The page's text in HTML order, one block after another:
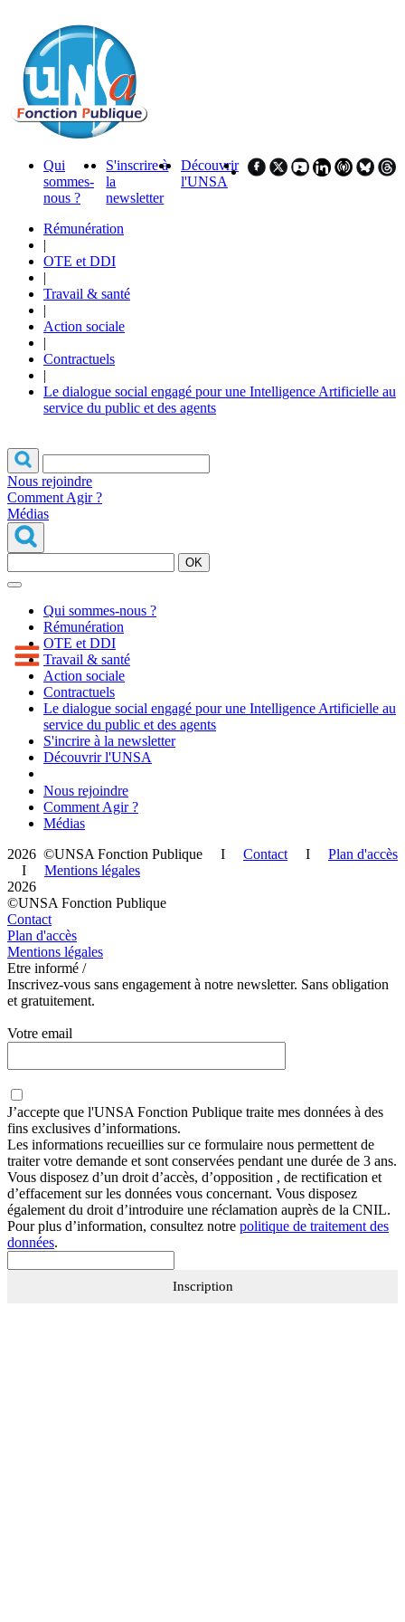
Qui
sommes-
nous ?
S'inscrire à
la
newsletter
Découvrir
l'UNSA
Rémunération
|
OTE et DDI
|
Travail & santé
|
Action sociale
|
Contractuels
|
Le dialogue social engagé pour une Intelligence Artificielle au
service du public et des agents
Nous rejoindre
Comment Agir ?
Médias
OK
Qui sommes-nous ?
Rémunération
OTE et DDI
Travail & santé
Action sociale
Contractuels
Le dialogue social engagé pour une Intelligence Artificielle au
service du public et des agents
S'incrire à la newsletter
Découvrir l'UNSA
Nous rejoindre
Comment Agir ?
Médias
2026 ©UNSA Fonction Publique I Contact I Plan d'accès
I Mentions légales
2026
©UNSA Fonction Publique
Contact
Plan d'accès
Mentions légales
Etre informé /
Inscrivez-vous sans engagement à notre newsletter. Sans obligation
et gratuitement.
Votre email
J’accepte que l'UNSA Fonction Publique traite mes données à des
fins exclusives d’informations.
Les informations recueillies sur ce formulaire nous permettent de
traiter votre demande et sont conservées pendant une durée de 3 ans.
Vous disposez d’un droit d’accès, d’opposition , de rectification et
d’effacement sur les données vous concernant. Vous disposez
également du droit d’introduire une réclamation auprès de la CNIL.
Pour plus d’information, consultez notre politique de traitement des
données.
Inscription